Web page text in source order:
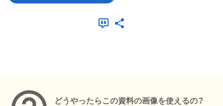
どうやったらこの資料の画像を使えるの？